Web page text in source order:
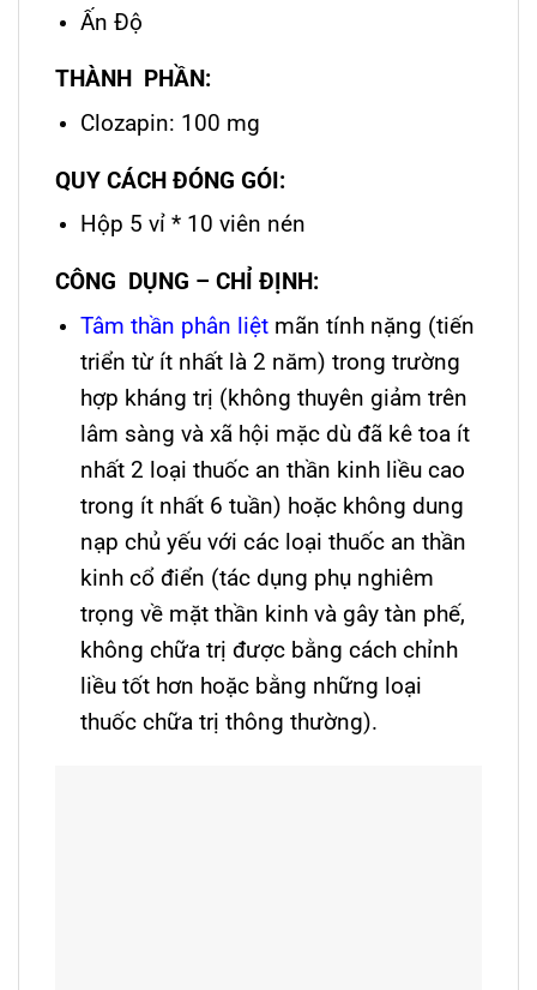
Ấn Độ
THÀNH PHẦN:
Clozapin: 100 mg
QUY CÁCH ĐÓNG GÓI:
Hộp 5 vỉ * 10 viên nén
CÔNG DỤNG – CHỈ ĐỊNH:
Tâm thần phân liệtmãn tính nặng (tiến
triển từ ít nhất là 2 năm) trong trường
hợp kháng trị (không thuyên giảm trên
lâm sàng và xã hội mặc dù đã kê toa ít
nhất 2 loại thuốc an thần kinh liều cao
trong ít nhất 6 tuần) hoặc không dung
nạp chủ yếu với các loại thuốc an thần
kinh cổ điển (tác dụng phụ nghiêm
trọng về mặt thần kinh và gây tàn phế,
không chữa trị được bằng cách chỉnh
liều tốt hơn hoặc bằng những loại
thuốc chữa trị thông thường).